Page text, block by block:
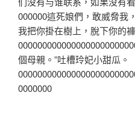
000000這死娘們，敢威脅我
我把你掛在樹上，脫下你的
個母親。”吐槽玲妃小甜瓜。
0000000